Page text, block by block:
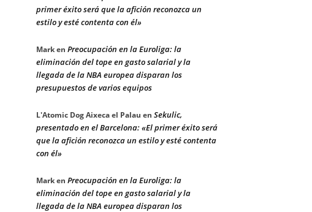
primer éxito será que la afición reconozca un
estilo y esté contenta con él»
Marken Preocupación en la Euroliga: la
eliminación del tope en gasto salarial y la
llegada de la NBA europea disparan los
presupuestos de varios equipos
L'Atomic Dog Aixeca el Palau en Sekulic,
presentado en el Barcelona: «El primer éxito será
que la afición reconozca un estilo y esté contenta
con él»
Marken Preocupación en la Euroliga: la
eliminación del tope en gasto salarial y la
llegada de la NBA europea disparan los